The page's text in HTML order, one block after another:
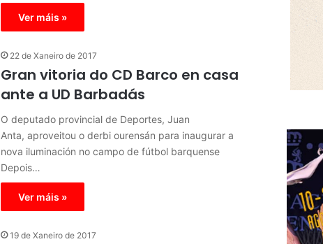
Ver máis »
22 de Xaneiro de 2017
Gran vitoria do CD Barco en casa
ante a UD Barbadás
O deputado provincial de Deportes, Juan
Anta, aproveitou o derbi ourensán para inaugurar a
nova iluminación no campo de fútbol barquense
Depois…
Ver máis »
19 de Xaneiro de 2017